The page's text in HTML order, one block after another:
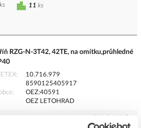
11 ks
ks
RZG-N-3T42, 42TE, na omítku,průhledné
10.716.979
8590125405917
OEZ:40591
OEZ LETOHRAD